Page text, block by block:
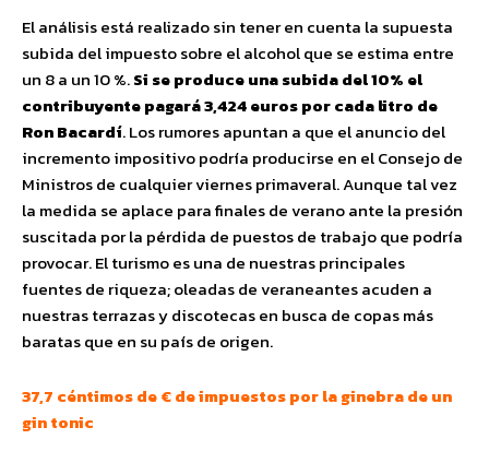
El análisis está realizado sin tener en cuenta la supuesta
subida del impuesto sobre el alcohol que se estima entre
un 8 a un 10 %.Si se produce una subida del 10% el
contribuyente pagará 3,424 euros por cada litro de
Ron Bacardí. Los rumores apuntan a que el anuncio del
incremento impositivo podría producirse en el Consejo de
Ministros de cualquier viernes primaveral. Aunque tal vez
la medida se aplace para finales de verano ante la presión
suscitada por la pérdida de puestos de trabajo que podría
provocar. El turismo es una de nuestras principales
fuentes de riqueza; oleadas de veraneantes acuden a
nuestras terrazas y discotecas en busca de copas más
baratas que en su país de origen.
37,7 céntimos de € de impuestos por la ginebra de un
gin tonic